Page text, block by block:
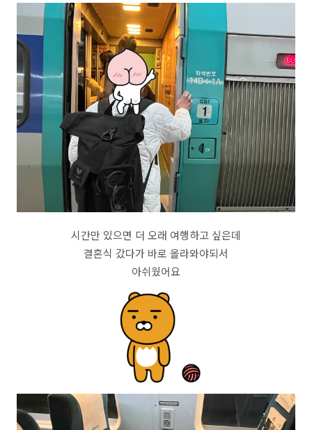
시간만 있으면 더 오래 여행하고 싶은데
결혼식 갔다가 바로 올라와야되서
아쉬웠어요